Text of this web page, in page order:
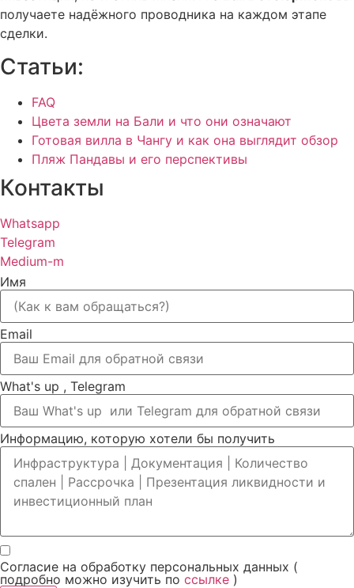
получаете надёжного проводника на каждом этапе
сделки.
Статьи:
FAQ
Цвета земли на Бали и что они означают
Готовая вилла в Чангу и как она выглядит обзор
Пляж Пандавы и его перспективы
Контакты
Whatsapp
Telegram
Medium-m
Имя
Email
What's up , Telegram
Информацию, которую хотели бы получить
Согласие на обработку персональных данных (
подробно можно изучить по ссылке )